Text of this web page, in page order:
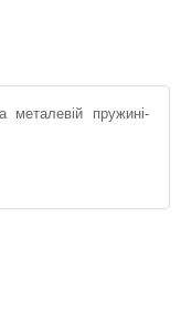
пружині-